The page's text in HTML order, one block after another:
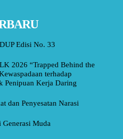
Edisi No. 33
2026 “Trapped Behind the
terhadap
Penipuan Kerja Daring
dan Penyesatan Narasi
Muda